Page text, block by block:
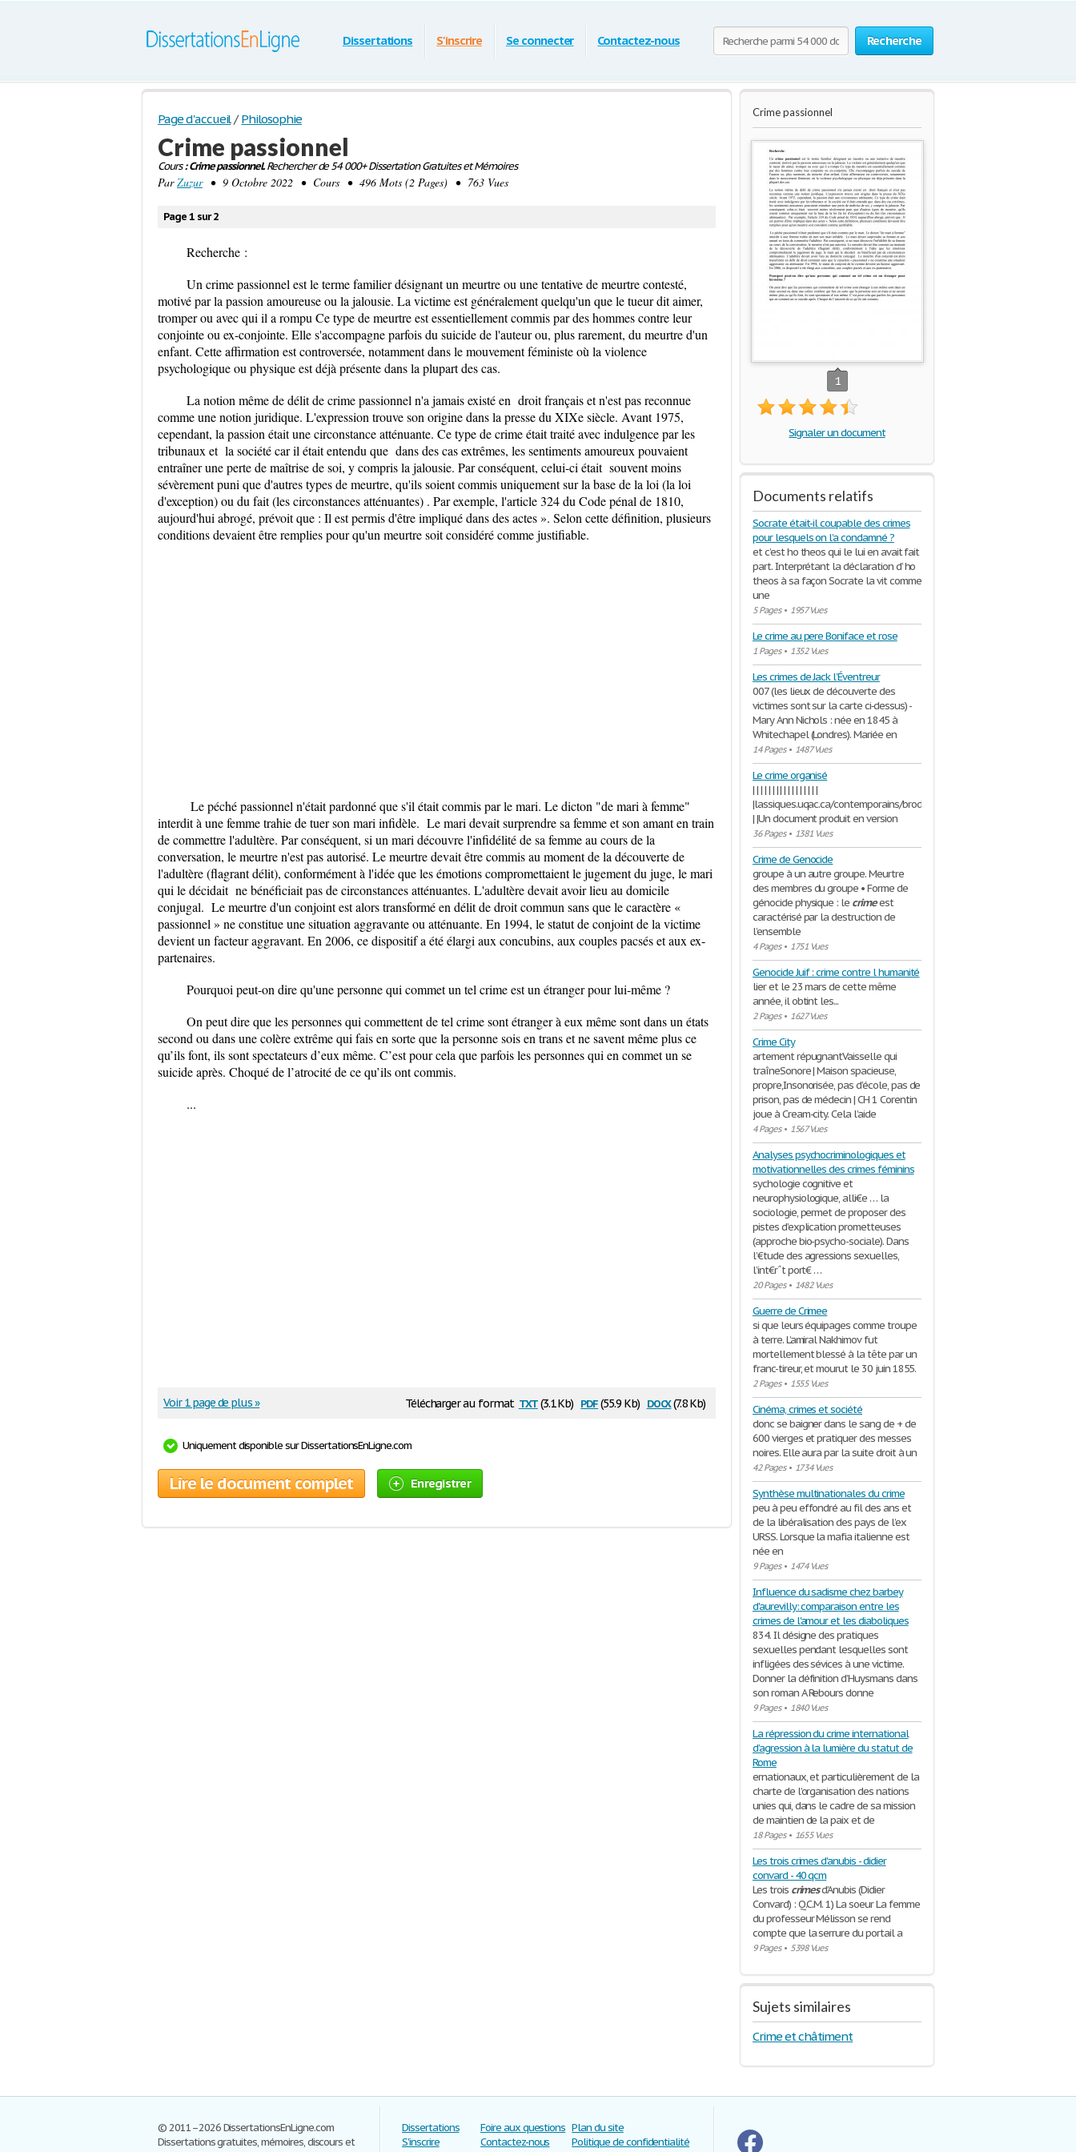
Recherche
Dissertations S'inscrire Se connecter Contactez-nous
Page d'accueil / Philosophie
Crime passionnel
Cours: Crime passionnel.Rechercher de 54 000+ Dissertation Gratuites et Mémoires
ParZuzur• 9 Octobre 2022 • Cours • 496 Mots (2 Pages) • 763 Vues
Page 1 sur 2
Recherche :
Un crime passionnel est le terme familier désignant un meurtre ou une tentative de meurtre contesté,
motivé par la passion amoureuse ou la jalousie. La victime est généralement quelqu'un que le tueur dit aimer,
tromper ou avec qui il a rompu Ce type de meurtre est essentiellement commis par des hommes contre leur
conjointe ou ex-conjointe. Elle s'accompagne parfois du suicide de l'auteur ou, plus rarement, du meurtre d'un
enfant. Cette affirmation est controversée, notamment dans le mouvement féministe où la violence
psychologique ou physique est déjà présente dans la plupart des cas.
La notion même de délit de crime passionnel n'a jamais existé en droit français et n'est pas reconnue
comme une notion juridique. L'expression trouve son origine dans la presse du XIXe siècle. Avant 1975,
cependant, la passion était une circonstance atténuante. Ce type de crime était traité avec indulgence par les
tribunaux et la société car il était entendu que dans des cas extrêmes, les sentiments amoureux pouvaient
entraîner une perte de maîtrise de soi, y compris la jalousie. Par conséquent, celui-ci était souvent moins
sévèrement puni que d'autres types de meurtre, qu'ils soient commis uniquement sur la base de la loi (la loi
d'exception) ou du fait (les circonstances atténuantes) . Par exemple, l'article 324 du Code pénal de 1810,
aujourd'hui abrogé, prévoit que : Il est permis d'être impliqué dans des actes ». Selon cette définition, plusieurs
conditions devaient être remplies pour qu'un meurtre soit considéré comme justifiable.
Le péché passionnel n'était pardonné que s'il était commis par le mari. Le dicton "de mari à femme"
interdit à une femme trahie de tuer son mari infidèle. Le mari devait surprendre sa femme et son amant en train
de commettre l'adultère. Par conséquent, si un mari découvre l'infidélité de sa femme au cours de la
conversation, le meurtre n'est pas autorisé. Le meurtre devait être commis au moment de la découverte de
l'adultère (flagrant délit), conformément à l'idée que les émotions compromettaient le jugement du juge, le mari
qui le décidait ne bénéficiait pas de circonstances atténuantes. L'adultère devait avoir lieu au domicile
conjugal. Le meurtre d'un conjoint est alors transformé en délit de droit commun sans que le caractère «
passionnel » ne constitue une situation aggravante ou atténuante. En 1994, le statut de conjoint de la victime
devient un facteur aggravant. En 2006, ce dispositif a été élargi aux concubins, aux couples pacsés et aux ex-
partenaires.
Pourquoi peut-on dire qu'une personne qui commet un tel crime est un étranger pour lui-même ?
On peut dire que les personnes qui commettent de tel crime sont étranger à eux même sont dans un états
second ou dans une colère extrême qui fais en sorte que la personne sois en trans et ne savent même plus ce
qu’ils font, ils sont spectateurs d’eux même. C’est pour cela que parfois les personnes qui en commet un se
suicide après. Choqué de l’atrocité de ce qu’ils ont commis.
...
Télécharger au format txt(3.1 Kb) pdf(55.9 Kb) docx(7.8 Kb)
Voir 1 page de plus »
Uniquement disponible sur DissertationsEnLigne.com
Lire le document complet Enregistrer
Crime passionnel
1
Signaler un document
Documents relatifs
Socrate était-il coupable des crimes
pour lesquels on l’a condamné ?
et c’est ho theos qui le lui en avait fait
part. Interprétant la déclaration d’ ho
theos à sa façon Socrate la vit comme
une
5 Pages• 1957 Vues
Le crime au pere Boniface et rose
1 Pages• 1352 Vues
Les crimes de Jack l’Éventreur
007 (les lieux de découverte des
victimes sont sur la carte ci‐dessus) -
Mary Ann Nichols : née en 1845 à
Whitechapel (Londres). Mariée en
14 Pages• 1487 Vues
Le crime organisé
| | | | | | | | | | | | | | | | |
|lassiques.uqac.ca/contemporains/brodeur.../crime_organise.doc
| |Un document produit en version
36 Pages• 1381 Vues
Crime de Genocide
groupe à un autre groupe. Meurtre
des membres du groupe • Forme de
génocide physique : le crimeest
caractérisé par la destruction de
l’ensemble
4 Pages• 1751 Vues
Genocide Juif : crime contre l humanité
lier et le 23 mars de cette même
année, il obtint les...
2 Pages• 1627 Vues
Crime City
artement répugnantVaisselle qui
traîneSonore | Maison spacieuse,
propre,Insonorisée, pas d’école, pas de
prison, pas de médecin | CH 1 Corentin
joue à Cream-city. Cela l’aide
4 Pages• 1567 Vues
Analyses psychocriminologiques et
motivationnelles des crimes féminins
sychologie cognitive et
neurophysiologique, alli€e … la
sociologie, permet de proposer des
pistes d’explication prometteuses
(approche bio-psycho-sociale). Dans
l’€tude des agressions sexuelles,
l’int€rˆt port€ …
20 Pages• 1482 Vues
Guerre de Crimee
si que leurs équipages comme troupe
à terre. L’amiral Nakhimov fut
mortellement blessé à la tête par un
franc-tireur, et mourut le 30 juin 1855.
2 Pages• 1555 Vues
Cinéma, crimes et société
donc se baigner dans le sang de + de
600 vierges et pratiquer des messes
noires. Elle aura par la suite droit à un
42 Pages• 1734 Vues
Synthèse multinationales du crime
peu à peu effondré au fil des ans et
de la libéralisation des pays de l’ex
URSS. Lorsque la mafia italienne est
née en
9 Pages• 1474 Vues
Influence du sadisme chez barbey
d'aurevilly: comparaison entre les
crimes de l'amour et les diaboliques
834. Il désigne des pratiques
sexuelles pendant lesquelles sont
infligées des sévices à une victime.
Donner la définition d’Huysmans dans
son roman A Rebours donne
9 Pages• 1840 Vues
La répression du crime international
d’agression à la lumière du statut de
Rome
ernationaux, et particulièrement de la
charte de l’organisation des nations
unies qui, dans le cadre de sa mission
de maintien de la paix et de
18 Pages• 1655 Vues
Les trois crimes d'anubis - didier
convard - 40 qcm
Les trois crimesd’Anubis (Didier
Convard) : Q.C.M. 1) La soeur La femme
du professeur Mélisson se rend
compte que la serrure du portail a
9 Pages• 5398 Vues
Sujets similaires
Crime et châtiment
© 2011–2026 DissertationsEnLigne.com
Dissertations gratuites, mémoires, discours et
Dissertations
S'inscrire
Foire aux questions
Contactez-nous
Plan du site
Politique de confidentialité